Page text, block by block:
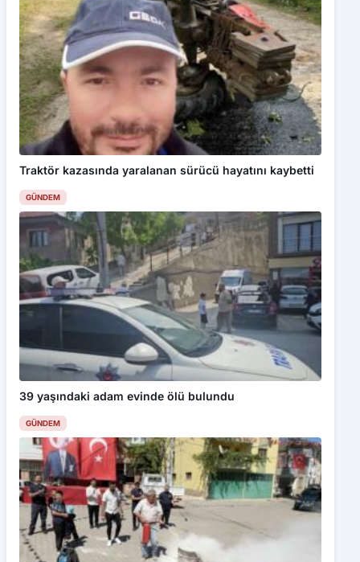
Traktör kazasında yaralanan sürücü hayatını kaybetti
GÜNDEM
39 yaşındaki adam evinde ölü bulundu
GÜNDEM